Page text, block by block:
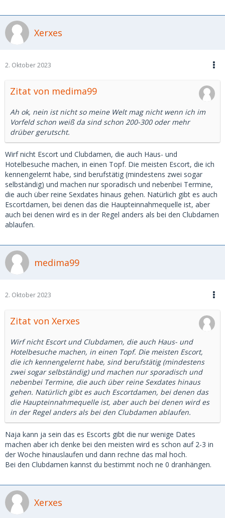
Xerxes
2. Oktober 2023
Zitat von medima99
Ah ok, nein ist nicht so meine Welt mag nicht wenn ich im
Vorfeld schon weiß da sind schon 200-300 oder mehr
drüber gerutscht.
Wirf nicht Escort und Clubdamen, die auch Haus- und
Hotelbesuche machen, in einen Topf. Die meisten Escort, die ich
kennengelernt habe, sind berufstätig (mindestens zwei sogar
selbständig) und machen nur sporadisch und nebenbei Termine,
die auch über reine Sexdates hinaus gehen. Natürlich gibt es auch
Escortdamen, bei denen das die Haupteinnahmequelle ist, aber
auch bei denen wird es in der Regel anders als bei den Clubdamen
ablaufen.
medima99
2. Oktober 2023
Zitat von Xerxes
Wirf nicht Escort und Clubdamen, die auch Haus- und
Hotelbesuche machen, in einen Topf. Die meisten Escort,
die ich kennengelernt habe, sind berufstätig (mindestens
zwei sogar selbständig) und machen nur sporadisch und
nebenbei Termine, die auch über reine Sexdates hinaus
gehen. Natürlich gibt es auch Escortdamen, bei denen das
die Haupteinnahmequelle ist, aber auch bei denen wird es
in der Regel anders als bei den Clubdamen ablaufen.
Naja kann ja sein das es Escorts gibt die nur wenige Dates
machen aber ich denke bei den meisten wird es schon auf 2-3 in
der Woche hinauslaufen und dann rechne das mal hoch.
Bei den Clubdamen kannst du bestimmt noch ne 0 dranhängen.
Xerxes